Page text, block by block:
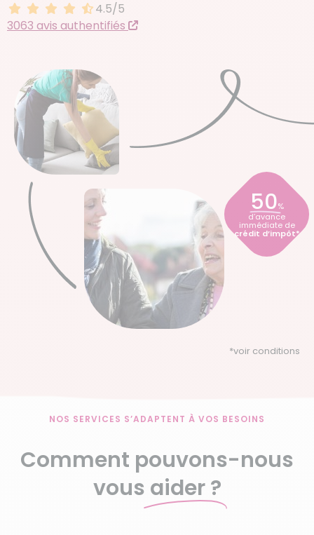
4.5 sur 5
4.5/5
3063 avis authentifiés
50%
d’avance
immédiate de
crédit d’impôt*
*voir conditions
NOS SERVICES S’ADAPTENT À VOS BESOINS
Comment pouvons-nous
vous aider ?